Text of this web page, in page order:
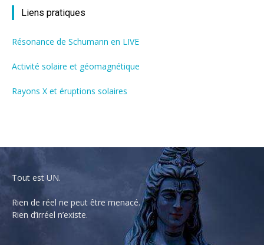
Liens pratiques
Résonance de Schumann en LIVE
Activité solaire et géomagnétique
Rayons X et éruptions solaires
Tout est UN.
Rien de réel ne peut être menacé.
Rien d’irréel n’existe.